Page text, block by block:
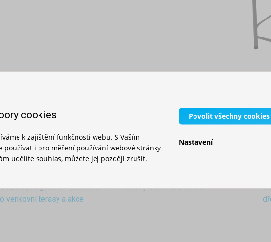
a plastové sezení pro
a akce
Bistro stůl pro gastro, kavárny a terasy
pro gastro – praktické
venkovní terasy a akce
Plastový stůl a dvě lavice
cookies
k zajištění funkčnosti webu. S Vaším
používat i pro měření používání webové stránky
udělíte souhlas, můžete jej později zrušit.
Povolit všechny cookies
Nastavení